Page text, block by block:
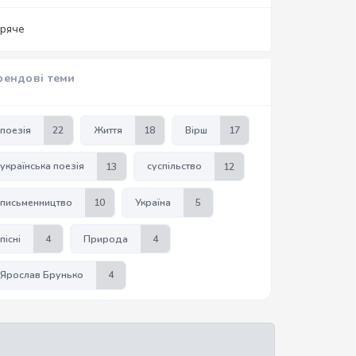
теми
поезія 22 Життя 18 Вірш 17
українська поезія 13 суспільство 12
письменництво 10 Україна 5
пісні 4 Природа 4
Ярослав Брунько 4